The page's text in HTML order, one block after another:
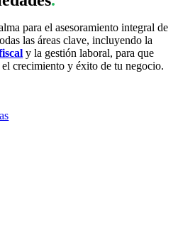
para el asesoramiento integral de
las áreas clave, incluyendo la
y la gestión laboral, para que
el crecimiento y éxito de tu negocio.